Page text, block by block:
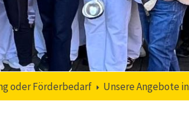
oder Förderbedarf Unsere Angebote